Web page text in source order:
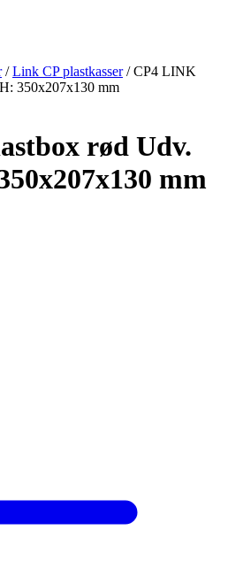
/Link CP plastkasser/ CP4 LINK
350x207x130 mm
rød Udv.
mm